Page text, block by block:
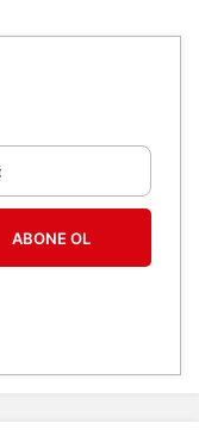
ABONE OL